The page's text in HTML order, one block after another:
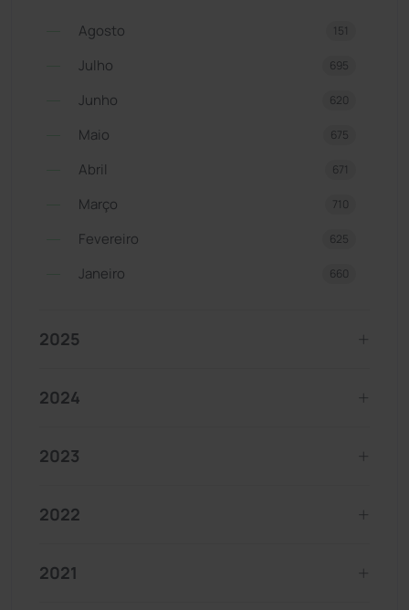
Agosto 151
Julho 695
Junho 620
Maio 675
Abril 671
Março 710
Fevereiro 625
Janeiro 660
2025
2024
2023
2022
2021